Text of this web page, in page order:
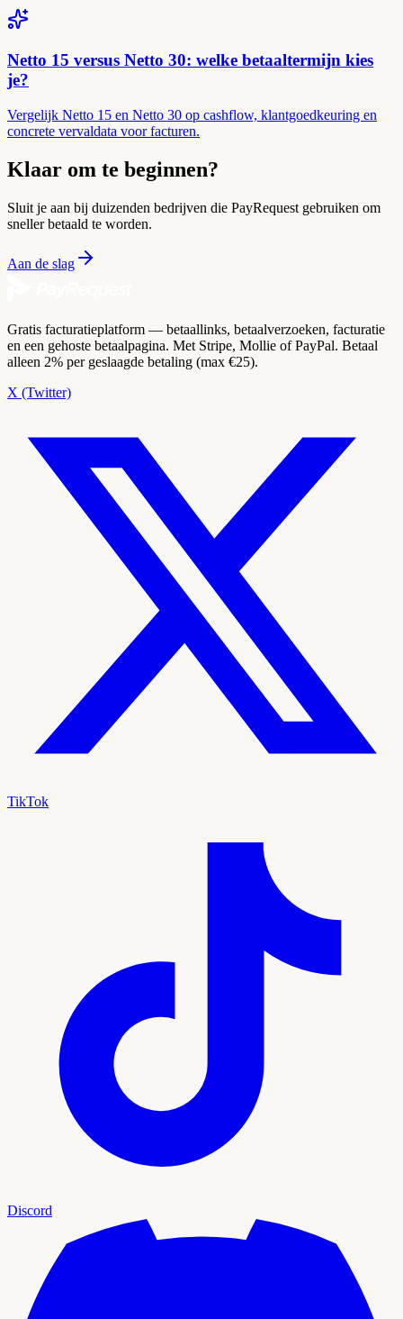
Netto 15 versus Netto 30: welke betaaltermijn kies
je?
Vergelijk Netto 15 en Netto 30 op cashflow, klantgoedkeuring en
concrete vervaldata voor facturen.
Klaar om te beginnen?
Sluit je aan bij duizenden bedrijven die PayRequest gebruiken om
sneller betaald te worden.
Aan de slag
Gratis facturatieplatform — betaallinks, betaalverzoeken, facturatie
en een gehoste betaalpagina. Met Stripe, Mollie of PayPal. Betaal
alleen 2% per geslaagde betaling (max €25).
X (Twitter)
TikTok
Discord